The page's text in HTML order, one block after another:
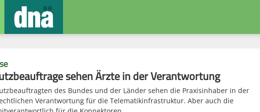
sehen Ärzte in der Verantwortung
des Bundes und der Länder sehen die Praxisinhaber in der
Verantwortung für die Telematikinfrastruktur. Aber auch die